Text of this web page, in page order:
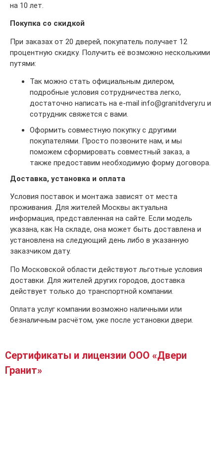
на 10 лет.
Покупка со скидкой
При заказах от 20 дверей, покупатель получает 12
процентную скидку. Получить её возможно несколькими
путями:
Так можно стать официальным дилером,
подробные условия сотрудничества легко,
достаточно написать на e-mail info@granitdvery.ru и
сотрудник свяжется с вами.
Оформить совместную покупку с другими
покупателями. Просто позвоните нам, и мы
поможем сформировать совместный заказ, а
также предоставим необходимую форму договора.
Доставка, установка и оплата
Условия поставок и монтажа зависят от места
проживания. Для жителей Москвы актуальна
информация, представленная на сайте. Если модель
указана, как На складе, она может быть доставлена и
установлена на следующий день либо в указанную
заказчиком дату.
По Московской области действуют льготные условия
доставки. Для жителей других городов, доставка
действует только до транспортной компании.
Оплата услуг компании возможно наличными или
безналичным расчётом, уже после установки двери.
Сертификаты и лицензии ООО «Двери
Гранит»